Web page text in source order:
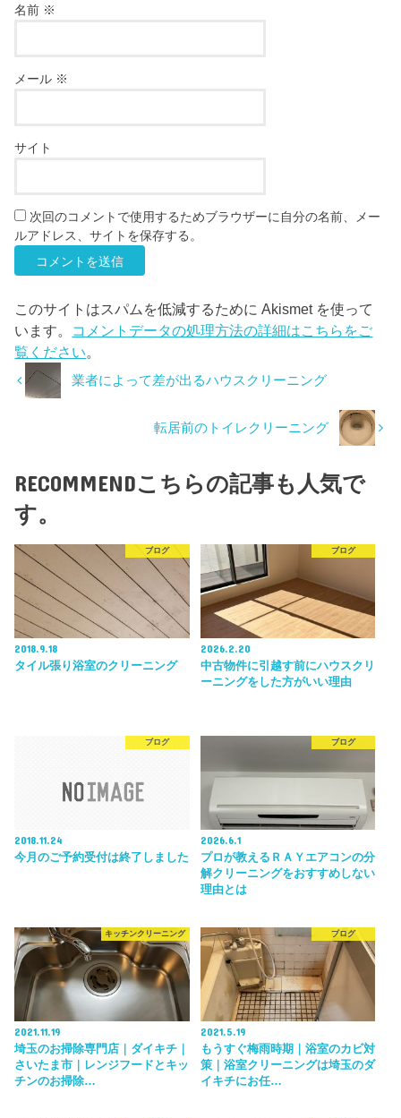
名前 ※
メール ※
サイト
次回のコメントで使用するためブラウザーに自分の名前、メー
ルアドレス、サイトを保存する。
このサイトはスパムを低減するために Akismet を使って
います。 コメントデータの処理方法の詳細はこちらをご
覧ください。
業者によって差が出るハウスクリーニング
転居前のトイレクリーニング
RECOMMENDこちらの記事も人気で
す。
ブログ
2018.9.18
タイル張り浴室のクリーニング
ブログ
2026.2.20
中古物件に引越す前にハウスクリ
ーニングをした方がいい理由
ブログ
2018.11.24
今月のご予約受付は終了しました
ブログ
2026.6.1
プロが教えるＲＡＹエアコンの分
解クリーニングをおすすめしない
理由とは
キッチンクリーニング
2021.11.19
埼玉のお掃除専門店｜ダイキチ｜
さいたま市｜レンジフードとキッ
チンのお掃除…
ブログ
2021.5.19
もうすぐ梅雨時期｜浴室のカビ対
策｜浴室クリーニングは埼玉のダ
イキチにお任…